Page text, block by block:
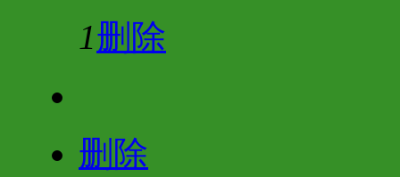
1删除
删除